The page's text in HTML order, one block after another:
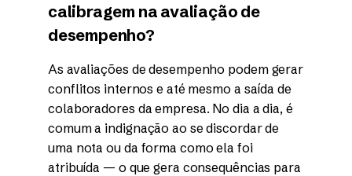
calibragem na avaliação de
desempenho?
As avaliações de desempenho podem gerar
conflitos internos e até mesmo a saída de
colaboradores da empresa. No dia a dia, é
comum a indignação ao se discordar de
uma nota ou da forma como ela foi
atribuída — o que gera consequências para